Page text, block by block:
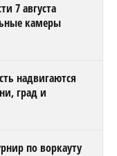
7 августа
камеры
надвигаются
град и
по воркауту